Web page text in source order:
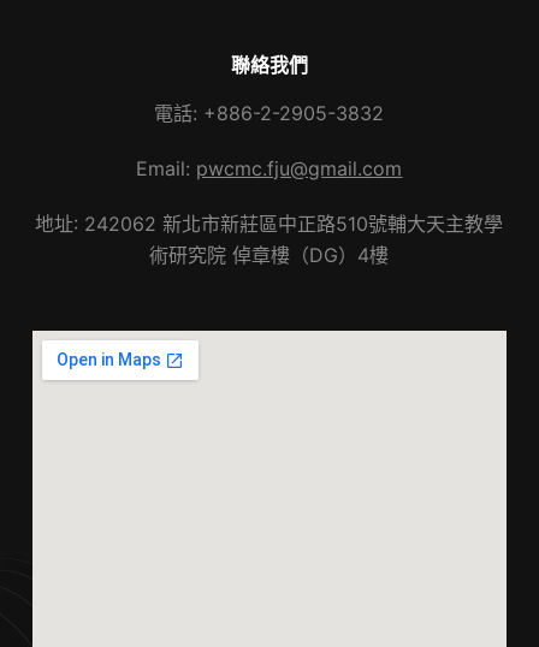
聯絡我們
電話: +886-2-2905-3832
Email: pwcmc.fju@gmail.com
地址: 242062 新北市新莊區中正路510號輔大天主教學
術研究院 倬章樓（DG）4樓